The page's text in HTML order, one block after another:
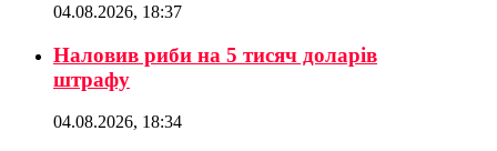
04.08.2026, 18:37
Наловив риби на 5 тисяч доларів
штрафу
04.08.2026, 18:34